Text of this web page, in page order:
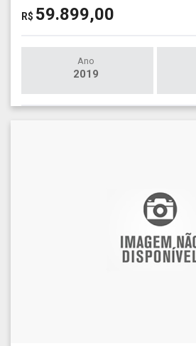
R$ 59.899,00
Ano
2019